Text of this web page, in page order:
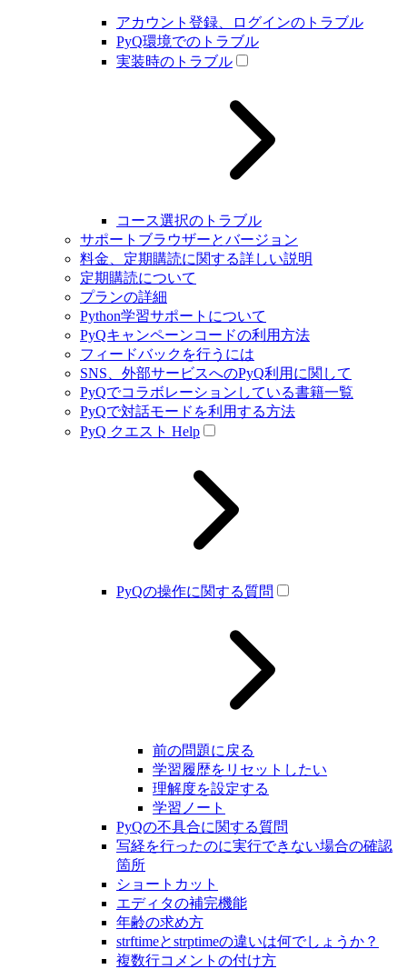
アカウント登録、ログインのトラブル
PyQ環境でのトラブル
実装時のトラブル
コース選択のトラブル
サポートブラウザーとバージョン
料金、定期購読に関する詳しい説明
定期購読について
プランの詳細
Python学習サポートについて
PyQキャンペーンコードの利用方法
フィードバックを行うには
SNS、外部サービスへのPyQ利用に関して
PyQでコラボレーションしている書籍一覧
PyQで対話モードを利用する方法
PyQ クエスト Help
PyQの操作に関する質問
前の問題に戻る
学習履歴をリセットしたい
理解度を設定する
学習ノート
PyQの不具合に関する質問
写経を行ったのに実行できない場合の確認
箇所
ショートカット
エディタの補完機能
年齢の求め方
strftimeとstrptimeの違いは何でしょうか？
複数行コメントの付け方